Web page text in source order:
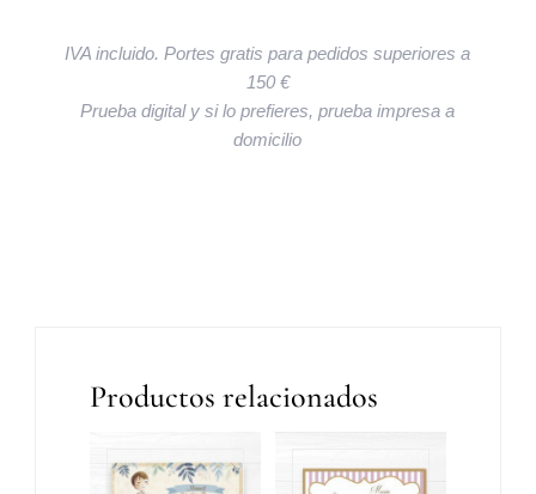
IVA incluido. Portes gratis para pedidos superiores a
150 €
Prueba digital y si lo prefieres, prueba impresa a
domicilio
Productos relacionados